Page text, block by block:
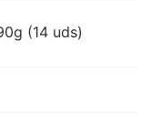
(14 uds)